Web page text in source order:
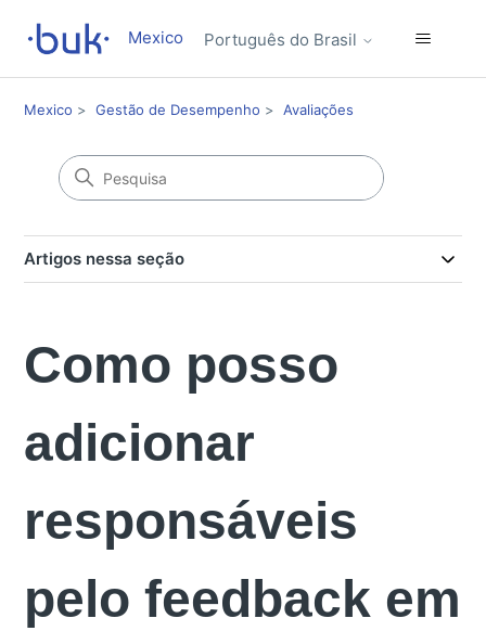
Mexico Português do Brasil
Mexico Gestão de Desempenho Avaliações
Artigos nessa seção
Como posso
adicionar
responsáveis
pelo feedback em